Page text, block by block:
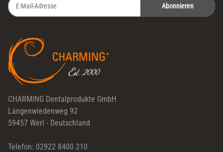
Abonnieren
CHARMING Dentalprodukte GmbH
Langenwiedenweg 92
59457 Werl - Deutschland
Telefon: 02922 8400 210